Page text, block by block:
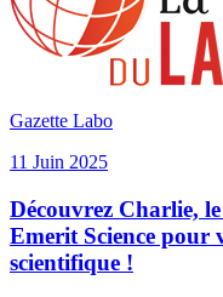
Gazette Labo
11 Juin 2025
Découvrez Charlie,
Emerit Science pour
scientifique !